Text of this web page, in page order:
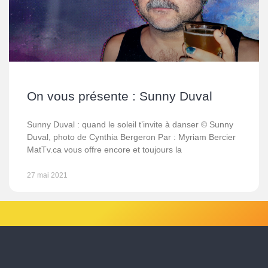
On vous présente : Sunny Duval
Sunny Duval : quand le soleil t’invite à danser © Sunny
Duval, photo de Cynthia Bergeron Par : Myriam Bercier
MatTv.ca vous offre encore et toujours la
27 mai 2021